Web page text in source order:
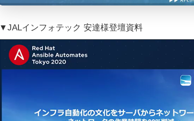
▼JALインフォテック 安達様登壇資料